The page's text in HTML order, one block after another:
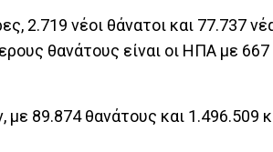
2.719 νέοι θάνατοι και 77.737
θανάτους είναι οι ΗΠΑ με 667
89.874 θανάτους και 1.496.509